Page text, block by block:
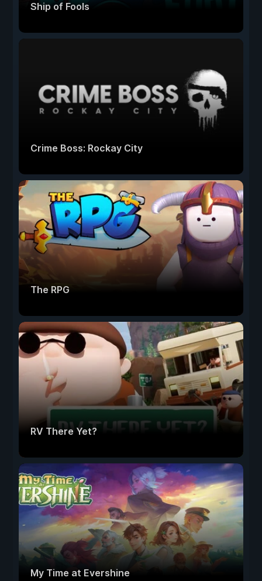
Ship of Fools
Crime Boss: Rockay City
The RPG
RV There Yet?
My Time at Evershine